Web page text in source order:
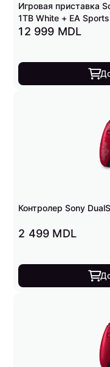
Игровая приставка
1TB White + EA
12 999 MDL
Контролер Sony
2 499 MDL